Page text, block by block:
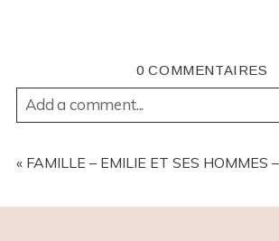
0 COMMENTAIRES
Add a comment...
REQUIRED FIELDS ARE MARKED *
« FAMILLE – EMILIE ET SES HOMMES